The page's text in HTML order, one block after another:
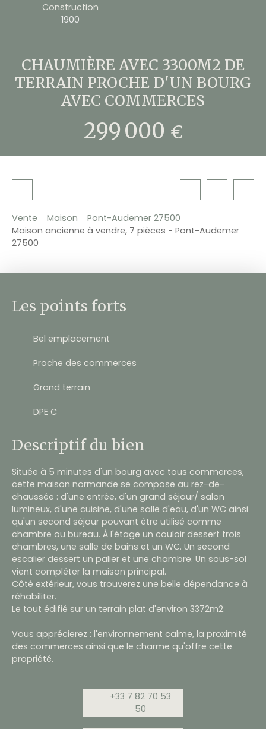
Construction
1900
CHAUMIÈRE AVEC 3300M2 DE
TERRAIN PROCHE D'UN BOURG
AVEC COMMERCES
299 000 €
Vente Maison
Pont-Audemer 27500
Maison ancienne à vendre, 7 pièces - Pont-Audemer
27500
Les points forts
Bel emplacement
Proche des commerces
Grand terrain
DPE C
Descriptif du bien
Située à 5 minutes d'un bourg avec tous commerces,
cette maison normande se compose au rez-de-
chaussée : d'une entrée, d'un grand séjour/ salon
lumineux, d'une cuisine, d'une salle d'eau, d'un WC ainsi
qu'un second séjour pouvant être utilisé comme
chambre ou bureau. À l'étage un couloir dessert trois
chambres, une salle de bains et un WC. Un second
escalier dessert un palier et une chambre. Un sous-sol
vient compléter la maison principal.
Côté extérieur, vous trouverez une belle dépendance à
réhabiliter.
Le tout édifié sur un terrain plat d'environ 3372m2.
Vous apprécierez : l'environnement calme, la proximité
des commerces ainsi que le charme qu'offre cette
propriété.
+33 7 82 70 53
50